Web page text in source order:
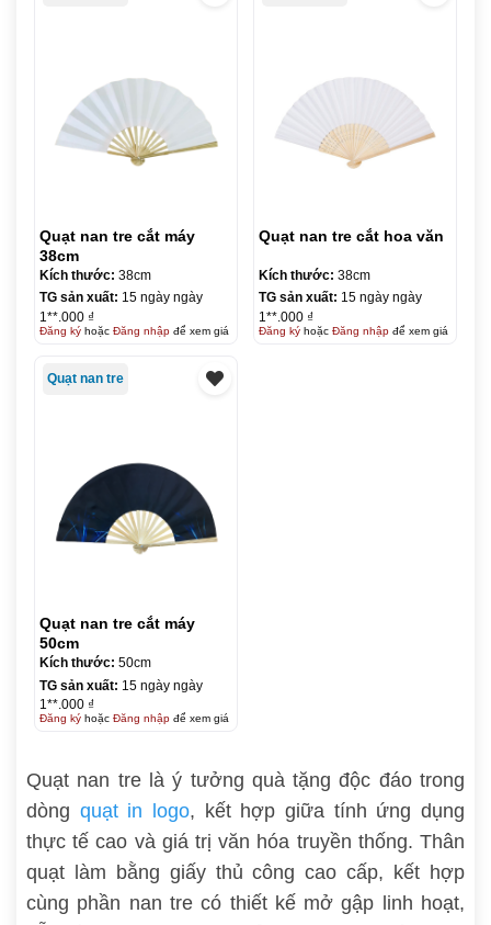
Quạt nan tre cắt máy
38cm
Kích thước: 38cm
TG sản xuất: 15 ngày ngày
1**.000 ₫
Đăng kýhoặc Đăng nhậpđể xem giá
Quạt nan tre cắt hoa văn
Kích thước: 38cm
TG sản xuất: 15 ngày ngày
1**.000 ₫
Đăng kýhoặc Đăng nhậpđể xem giá
Quạt nan tre
Quạt nan tre cắt máy
50cm
Kích thước: 50cm
TG sản xuất: 15 ngày ngày
1**.000 ₫
Đăng kýhoặc Đăng nhậpđể xem giá
Quạt nan tre là ý tưởng quà tặng độc đáo trong
dòng quạt in logo, kết hợp giữa tính ứng dụng
thực tế cao và giá trị văn hóa truyền thống. Thân
quạt làm bằng giấy thủ công cao cấp, kết hợp
cùng phần nan tre có thiết kế mở gập linh hoạt,